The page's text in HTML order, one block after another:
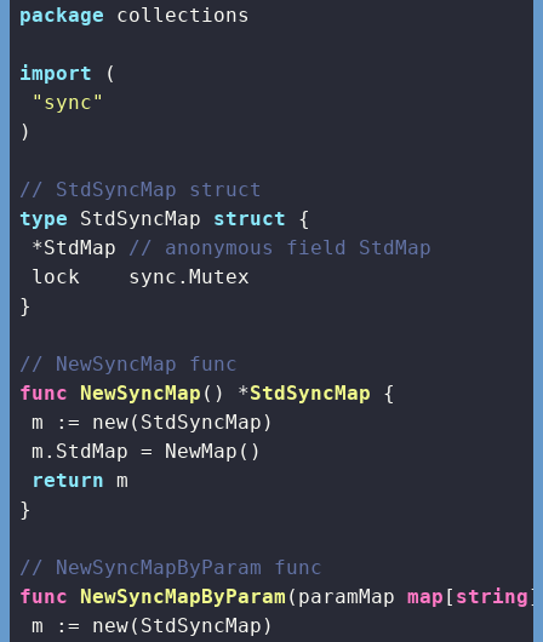
package collections
import (
"sync"
)
// StdSyncMap struct
type StdSyncMap struct {
*StdMap // anonymous field StdMap
lock    sync.Mutex
}
// NewSyncMap func
func
NewSyncMap () *StdSyncMap {
m := new(StdSyncMap)
m.StdMap = NewMap()
return m
}
// NewSyncMapByParam func
func
NewSyncMapByParam (paramMap map [ string]
m := new(StdSyncMap)